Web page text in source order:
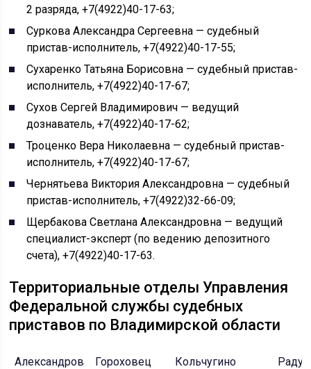
2 разряда, +7(4922)40-17-63;
Суркова Александра Сергеевна — судебный
пристав-исполнитель, +7(4922)40-17-55;
Сухаренко Татьяна Борисовна — судебный пристав-
исполнитель, +7(4922)40-17-67;
Сухов Сергей Владимирович — ведущий
дознаватель, +7(4922)40-17-62;
Троценко Вера Николаевна — судебный пристав-
исполнитель, +7(4922)40-17-67;
Чернятьева Виктория Александровна — судебный
пристав-исполнитель, +7(4922)32-66-09;
Щербакова Светлана Александровна — ведущий
специалист-эксперт (по ведению депозитного
счета), +7(4922)40-17-63.
Территориальные отделы Управления
Федеральной службы судебных
приставов по Владимирской области
Александров Гороховец Кольчугино